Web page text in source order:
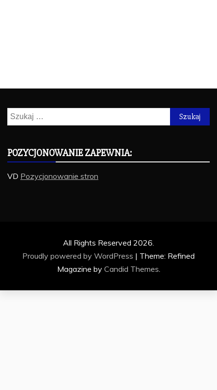
Szukaj:
POZYCJONOWANIE ZAPEWNIA:
VD Pozycjonowanie stron
All Rights Reserved 2026.
Proudly powered by WordPress | Theme: Refined
Magazine by Candid Themes